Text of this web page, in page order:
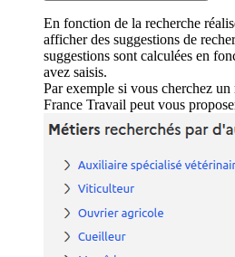
En fonction de la recherche
afficher des suggestions de
suggestions sont calculées en
avez saisis.
Par exemple si vous cherchez
France Travail peut vous